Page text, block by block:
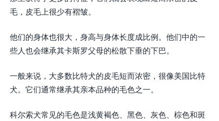
毛，皮毛上很少有褶皱。
他们的身体也很大，身高与身体长度成比例。他们中的一
些人也会继承其卡斯罗父母的松散下垂的下巴。
一般来说，大多数比特犬的皮毛短而浓密，很像美国比特
犬。它们通常继承其亲本品种的毛色之一。
科尔索犬常见的毛色是浅黄褐色、黑色、灰色、棕色和斑